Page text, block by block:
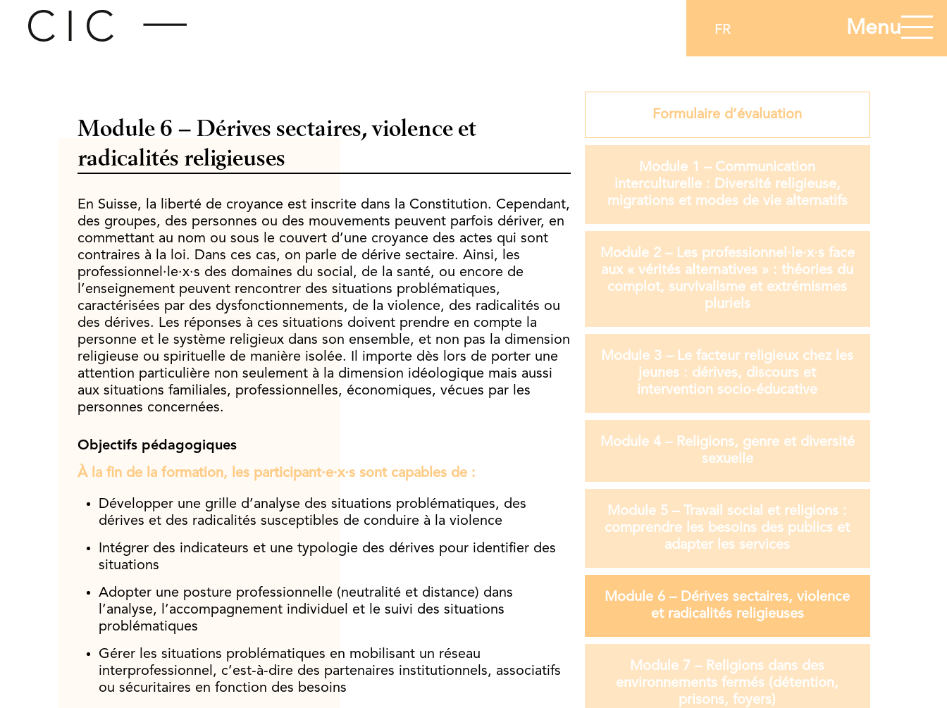
FR Menu
Module 6 – Dérives sectaires, violence et
radicalités religieuses
En Suisse, la liberté de croyance est inscrite dans la Constitution. Cependant,
des groupes, des personnes ou des mouvements peuvent parfois dériver, en
commettant au nom ou sous le couvert d’une croyance des actes qui sont
contraires à la loi. Dans ces cas, on parle de dérive sectaire. Ainsi, les
professionnel·le·x·s des domaines du social, de la santé, ou encore de
l’enseignement peuvent rencontrer des situations problématiques,
caractérisées par des dysfonctionnements, de la violence, des radicalités ou
des dérives. Les réponses à ces situations doivent prendre en compte la
personne et le système religieux dans son ensemble, et non pas la dimension
religieuse ou spirituelle de manière isolée. Il importe dès lors de porter une
attention particulière non seulement à la dimension idéologique mais aussi
aux situations familiales, professionnelles, économiques, vécues par les
personnes concernées.
Objectifs pédagogiques
À la fin de la formation, les participant·e·x·s sont capables de :
Développer une grille d’analyse des situations problématiques, des
dérives et des radicalités susceptibles de conduire à la violence
Intégrer des indicateurs et une typologie des dérives pour identifier des
situations
Adopter une posture professionnelle (neutralité et distance) dans
l’analyse, l’accompagnement individuel et le suivi des situations
problématiques
Gérer les situations problématiques en mobilisant un réseau
interprofessionnel, c’est-à-dire des partenaires institutionnels, associatifs
ou sécuritaires en fonction des besoins
Formulaire d’évaluation
Module 1 – Communication
interculturelle : Diversité religieuse,
migrations et modes de vie alternatifs
Module 2 – Les professionnel·le·x·s face
aux « vérités alternatives » : théories du
complot, survivalisme et extrémismes
pluriels
Module 3 – Le facteur religieux chez les
jeunes : dérives, discours et
intervention socio-éducative
Module 4 – Religions, genre et diversité
sexuelle
Module 5 – Travail social et religions :
comprendre les besoins des publics et
adapter les services
Module 6 – Dérives sectaires, violence
et radicalités religieuses
Module 7 – Religions dans des
environnements fermés (détention,
prisons, foyers)